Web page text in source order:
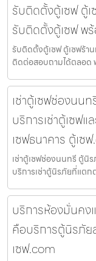
รับติดตั้งตู้เซฟ ตู้เ
รับติดตั้งตู้เซฟ พ
รับติดตั้งตู้เซฟ ตู้เซฟร้า
ติดต่อสอบถามได้ตลอด
เช่าตู้เซฟช่องนน
บริการเช่าตู้เซฟ
เซฟธนาคาร ตู้เซ
เช่าตู้เซฟช่องนนทรี ตู้นิร
บริการเช่าตู้นิรภัยที่แตก
บริการห้องมั่นคง
คือบริการตู้นิรภัย
เซฟ.com